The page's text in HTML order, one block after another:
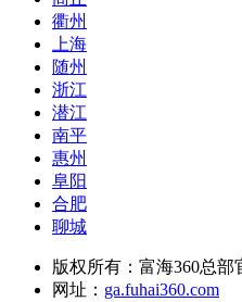
衢州
上海
随州
浙江
潜江
南平
惠州
阜阳
合肥
聊城
版权所有：富海360总部
网址： ga.fuhai360.com